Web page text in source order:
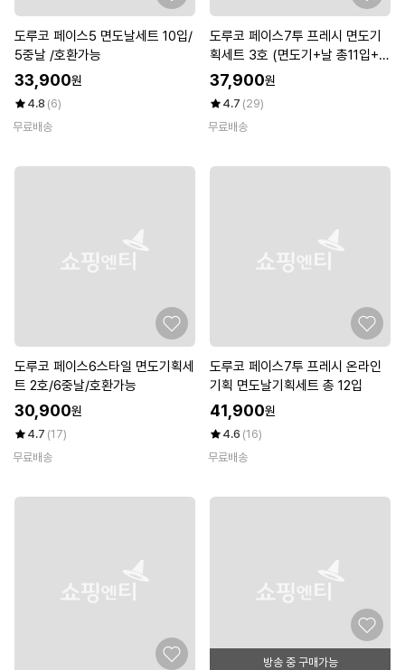
도루코 페이스5 면도날세트 10입/
5중날 /호환가능
33,900원
4.8 (6)
무료배송
도루코 페이스7투 프레시 면도기
획세트 3호 (면도기+날 총11입+7
4ml폼)
37,900원
4.7 (29)
무료배송
도루코 페이스6스타일 면도기획세
트 2호/6중날/호환가능
30,900원
4.7 (17)
무료배송
도루코 페이스7투 프레시 온라인
기획 면도날기획세트 총 12입
41,900원
4.6 (16)
무료배송
방송 중 구매가능